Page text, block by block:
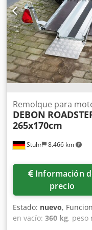
Stuhr 8.466 km
Remolque para
DEBON
265x170cm
Información de
precio
Estado: nuevo,
en vacío: 360 kg, peso